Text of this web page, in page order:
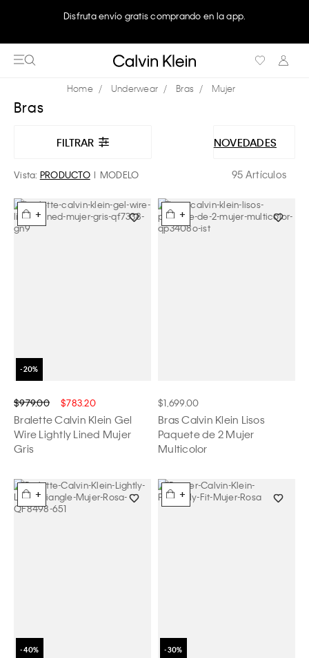
Disfruta envío gratis comprando en la app.
Underwear Bras Mujer
Bras
FILTRAR NOVEDADES
Vista: PRODUCTO MODELO 95 Artículos
+
$979.00 $783.20
Bralette Calvin Klein Gel
Wire Lightly Lined Mujer
Gris
+
$1,699.00
Bras Calvin Klein Lisos
Paquete de 2 Mujer
Multicolor
+ +